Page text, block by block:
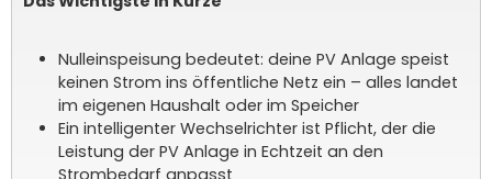
Nulleinspeisung bedeutet: deine PV Anlage speist
keinen Strom ins öffentliche Netz ein – alles landet
im eigenen Haushalt oder im Speicher
Ein intelligenter Wechselrichter ist Pflicht, der die
Leistung der PV Anlage in Echtzeit an den
Strombedarf anpasst